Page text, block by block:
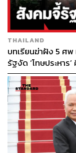
THAILAND
บทเรียนฆ่าฝัง 5 ศ
รัฐงัด ‘โทษประหาร